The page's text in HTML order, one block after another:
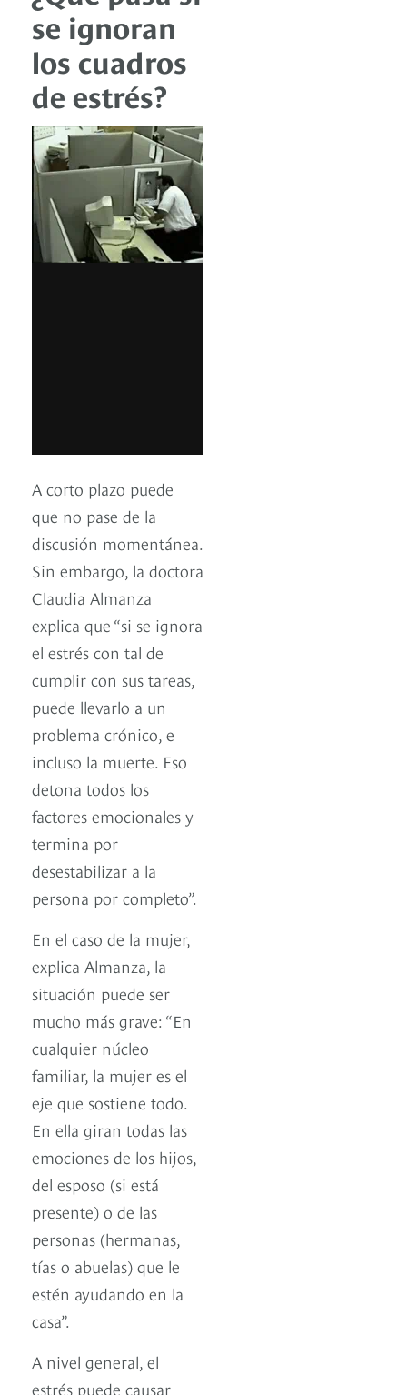
se ignoran
los cuadros
de estrés?
A corto plazo puede
que no pase de la
discusión momentánea.
Sin embargo, la doctora
Claudia Almanza
explica que “si se ignora
el estrés con tal de
cumplir con sus tareas,
puede llevarlo a un
problema crónico, e
incluso la muerte. Eso
detona todos los
factores emocionales y
termina por
desestabilizar a la
persona por completo”.
En el caso de la mujer,
explica Almanza, la
situación puede ser
mucho más grave: “En
cualquier núcleo
familiar, la mujer es el
eje que sostiene todo.
En ella giran todas las
emociones de los hijos,
del esposo (si está
presente) o de las
personas (hermanas,
tías o abuelas) que le
estén ayudando en la
casa”.
A nivel general, el
estrés puede causar